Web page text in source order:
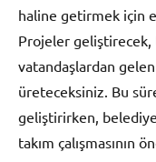
haline getirmek için
Projeler geliştirecek,
vatandaşlardan
üreteceksiniz. Bu
geliştirirken,
takım çalışmasının